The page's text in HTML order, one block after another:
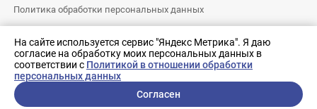
На сайте используется сервис "Яндекс Метрика". Я даю
согласие на обработку моих персональных данных в
соответствии с Политикой в отношении обработки
персональных данных
Согласен
Политика обработки персональных данных
Разработка сайта:
nologostudio.ru